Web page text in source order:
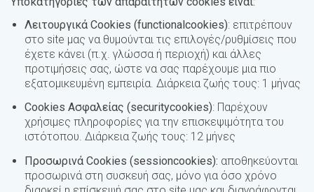
Λειτουργικά Cookies (functionalcookies): επιτρέπουν
στο site μας να θυμούνται τις επιλογές/ρυθμίσεις που
έχετε κάνει (π.χ. γλώσσα ή περιοχή) και άλλες
προτιμήσεις σας, ώστε να σας παρέχουμε μια πιο
εξατομικευμένη εμπειρία. Διάρκεια ζωής τους: 1 μήνας
Cookies Ασφαλείας (securitycookies): Παρέχουν
χρήσιμες πληροφορίες για την επισκεψιμότητα του
ιστότοπου. Διάρκεια ζωής τους: 12 μήνες
Προσωρινά Cookies (sessioncookies): αποθηκεύονται
προσωρινά στη συσκευή σας, μόνο για όσο χρόνο